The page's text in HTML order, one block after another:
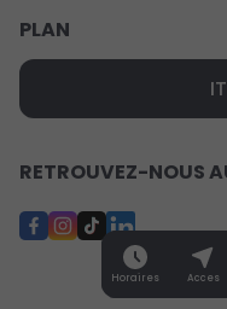
Horaires Acces
PLAN
RETROUVEZ-NOUS